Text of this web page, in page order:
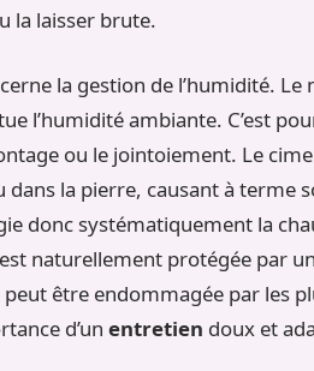
la laisser brute.
la gestion de l’humidité.
l’humidité ambiante. C’est
ou le jointoiement. Le
dans la pierre, causant à terme
donc systématiquement la
naturellement protégée par
être endommagée par les
d’un entretien doux et